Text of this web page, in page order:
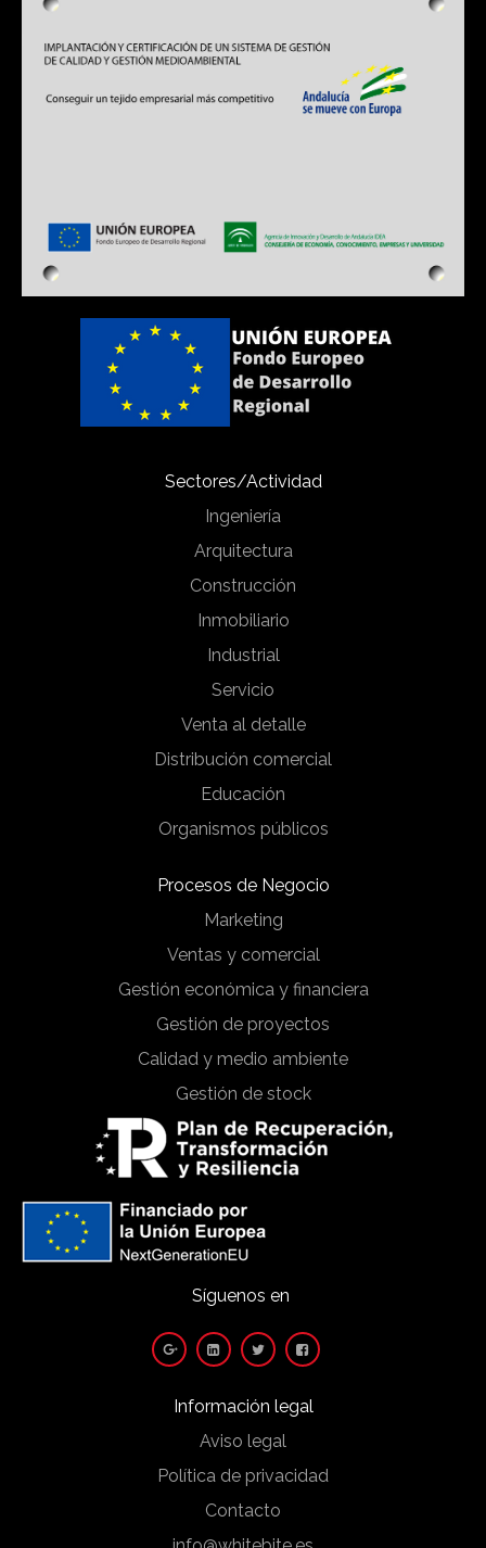
Sectores/Actividad
Ingeniería
Arquitectura
Construcción
Inmobiliario
Industrial
Servicio
Venta al detalle
Distribución comercial
Educación
Organismos públicos
Procesos de Negocio
Marketing
Ventas y comercial
Gestión económica y financiera
Gestión de proyectos
Calidad y medio ambiente
Gestión de stock
Síguenos en
Información legal
Aviso legal
Política de privacidad
Contacto